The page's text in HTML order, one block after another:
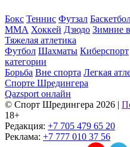
Бокс Теннис Футзал
ММА Хоккей Дзюдо Зимние
Тяжелая атлетика
Футбол Шахматы Киберспорт
категории
Борьба Вне спорта Легкая
Спорте Шредингера
Qazsport онлайн
© Cпорт Шредингера 2026 |
18+
Редакция: +7 705 479 65 20
Реклама: +7 777 010 37 56